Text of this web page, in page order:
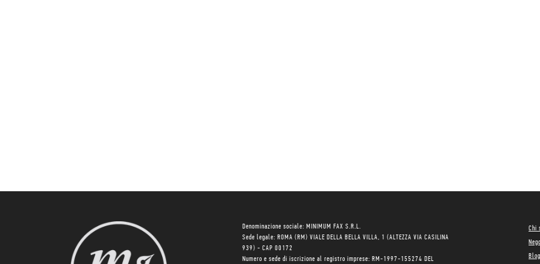
Denominazione sociale: MINIMUM FAX S.R.L.
Sede legale: ROMA (RM) VIALE DELLA BELLA VILLA, 1 (ALTEZZA VIA CASILINA
939) - CAP 00172
Numero e sede di iscrizione al registro imprese: RM-1997-155274 DEL
Chi